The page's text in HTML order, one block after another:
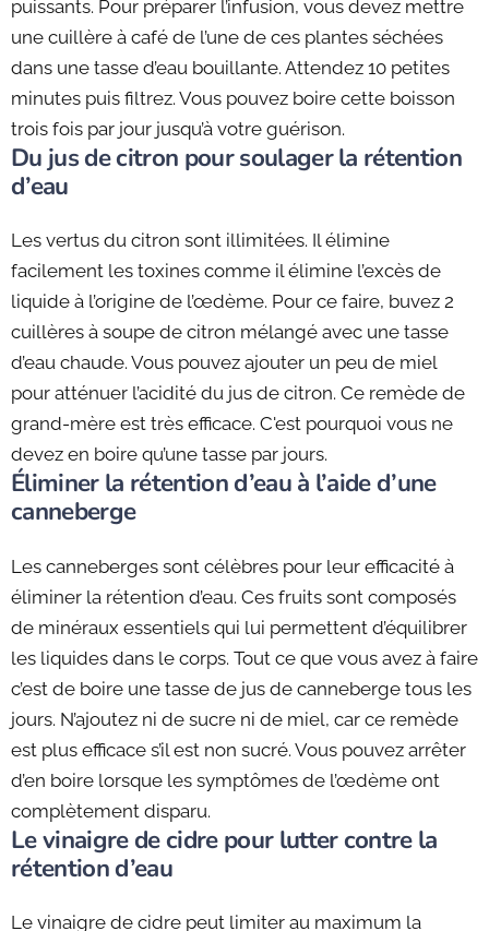
puissants. Pour préparer l’infusion, vous devez mettre
une cuillère à café de l’une de ces plantes séchées
dans une tasse d’eau bouillante. Attendez 10 petites
minutes puis filtrez. Vous pouvez boire cette boisson
trois fois par jour jusqu’à votre guérison.
Du jus de citron pour soulager la rétention
d’eau
Les vertus du citron sont illimitées. Il élimine
facilement les toxines comme il élimine l’excès de
liquide à l’origine de l’œdème. Pour ce faire, buvez 2
cuillères à soupe de citron mélangé avec une tasse
d’eau chaude. Vous pouvez ajouter un peu de miel
pour atténuer l’acidité du jus de citron. Ce remède de
grand-mère est très efficace. C'est pourquoi vous ne
devez en boire qu’une tasse par jours.
Éliminer la rétention d’eau à l’aide d’une
canneberge
Les canneberges sont célèbres pour leur efficacité à
éliminer la rétention d’eau. Ces fruits sont composés
de minéraux essentiels qui lui permettent d’équilibrer
les liquides dans le corps. Tout ce que vous avez à faire
c’est de boire une tasse de jus de canneberge tous les
jours. N’ajoutez ni de sucre ni de miel, car ce remède
est plus efficace s’il est non sucré. Vous pouvez arrêter
d’en boire lorsque les symptômes de l’œdème ont
complètement disparu.
Le vinaigre de cidre pour lutter contre la
rétention d’eau
Le vinaigre de cidre peut limiter au maximum la